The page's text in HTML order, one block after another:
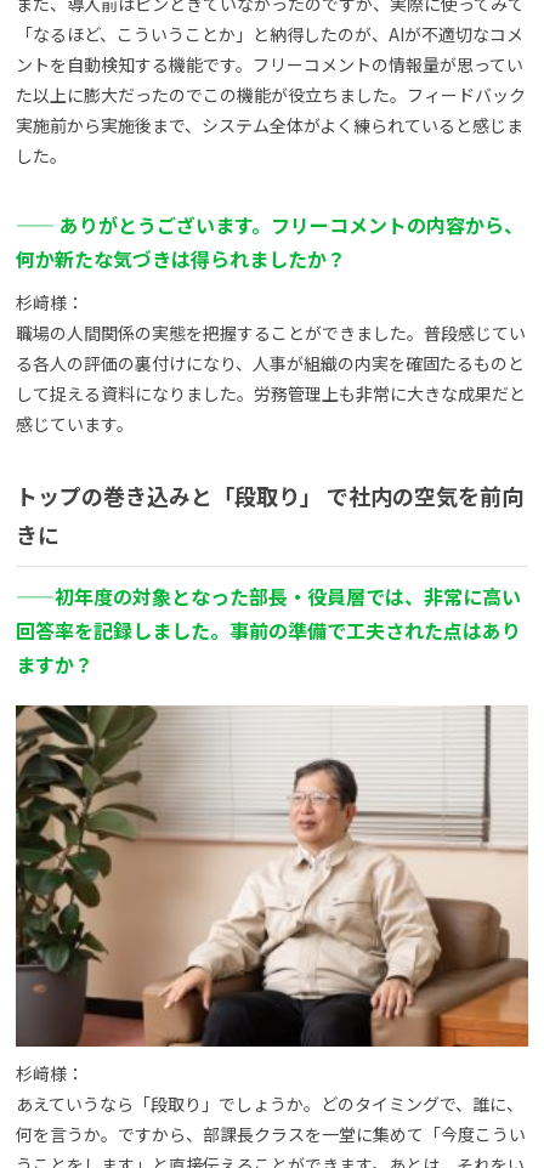
「なるほど、こういうことか」と納得したのが、AIが不適切なコメ
ントを自動検知する機能です。フリーコメントの情報量が思ってい
た以上に膨大だったのでこの機能が役立ちました。フィードバック
実施前から実施後まで、システム全体がよく練られていると感じま
した。
—— ありがとうございます。フリーコメントの内容から、
何か新たな気づきは得られましたか？
杉﨑様：
職場の人間関係の実態を把握することができました。普段感じてい
る各人の評価の裏付けになり、人事が組織の内実を確固たるものと
して捉える資料になりました。労務管理上も非常に大きな成果だと
感じています。
トップの巻き込みと「段取り」 で社内の空気を前向
きに
——初年度の対象となった部長・役員層では、非常に高い
回答率を記録しました。事前の準備で工夫された点はあり
ますか？
杉﨑様：
あえていうなら「段取り」でしょうか。どのタイミングで、誰に、
何を言うか。ですから、部課長クラスを一堂に集めて「今度こうい